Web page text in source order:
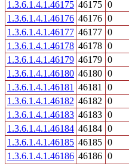
1.3.6.1.4.1.46175 46175 0
1.3.6.1.4.1.46176 46176 0
1.3.6.1.4.1.46177 46177 0
1.3.6.1.4.1.46178 46178 0
1.3.6.1.4.1.46179 46179 0
1.3.6.1.4.1.46180 46180 0
1.3.6.1.4.1.46181 46181 0
1.3.6.1.4.1.46182 46182 0
1.3.6.1.4.1.46183 46183 0
1.3.6.1.4.1.46184 46184 0
1.3.6.1.4.1.46185 46185 0
1.3.6.1.4.1.46186 46186 0